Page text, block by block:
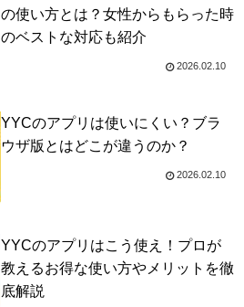
の使い方とは？女性からもらった時
のベストな対応も紹介
2026.02.10
YYCのアプリは使いにくい？ブラ
ウザ版とはどこが違うのか？
2026.02.10
YYCのアプリはこう使え！プロが
教えるお得な使い方やメリットを徹
底解説